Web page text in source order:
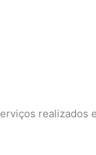
realizados e